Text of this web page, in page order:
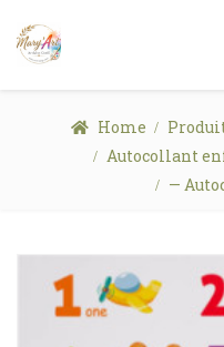
Home
Autocollant
—